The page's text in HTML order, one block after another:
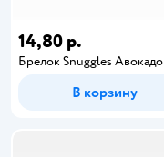
14,80 р.
Брелок Snuggles Авокадо
В корзину